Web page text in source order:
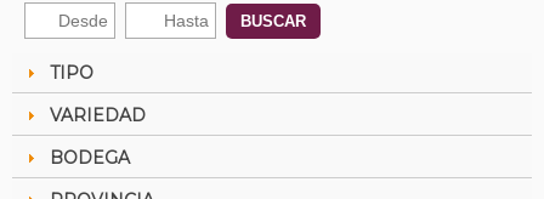
BUSCAR
TIPO
VARIEDAD
BODEGA